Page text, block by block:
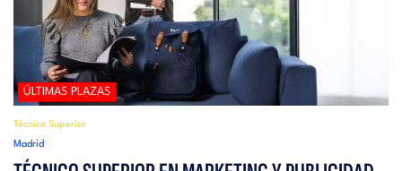
ÚLTIMAS PLAZAS
Técnico Superior
Madrid